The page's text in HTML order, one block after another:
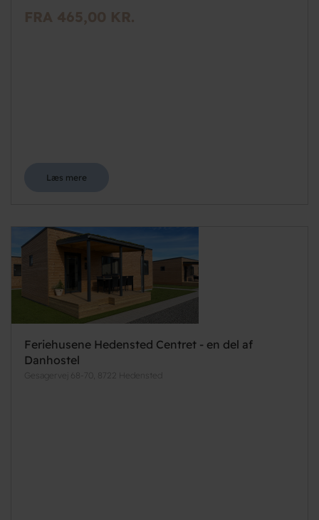
FRA 465,00 KR.
Læs mere
Feriehusene Hedensted Centret - en del af
Danhostel
Gesagervej 68-70, 8722 Hedensted